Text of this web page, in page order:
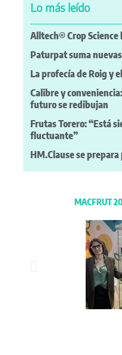
Lo más leído
Alltech® Crop
Paturpat suma
La profecía de Roig y
Calibre y
futuro se redibujan
Frutas Torero: “Está
fluctuante”
HM.Clause se
MACFRUT